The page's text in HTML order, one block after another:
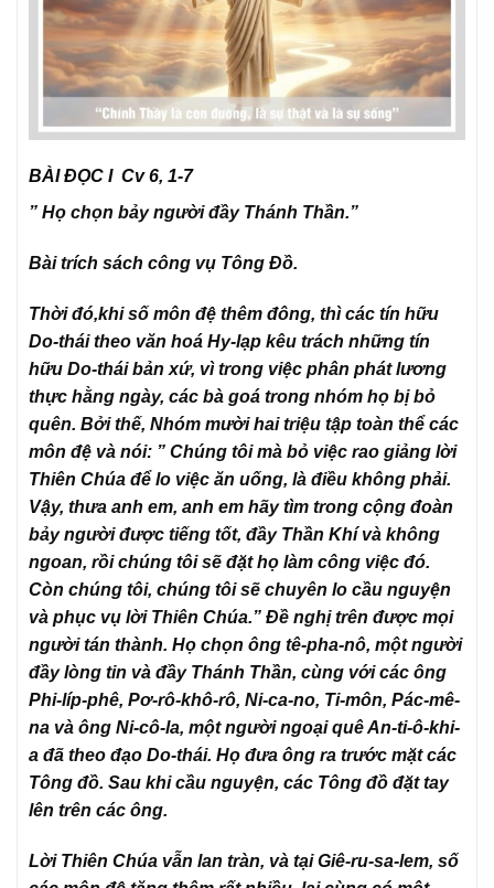
BÀI ĐỌC I Cv 6, 1-7
” Họ chọn bảy người đầy Thánh Thần.”
Bài trích sách công vụ Tông Đồ.
Thời đó,khi số môn đệ thêm đông, thì các tín hữu
Do-thái theo văn hoá Hy-lạp kêu trách những tín
hữu Do-thái bản xứ, vì trong việc phân phát lương
thực hằng ngày, các bà goá trong nhóm họ bị bỏ
quên. Bởi thế, Nhóm mười hai triệu tập toàn thể các
môn đệ và nói: ” Chúng tôi mà bỏ việc rao giảng lời
Thiên Chúa để lo việc ăn uống, là điều không phải.
Vậy, thưa anh em, anh em hãy tìm trong cộng đoàn
bảy người được tiếng tốt, đầy Thần Khí và không
ngoan, rồi chúng tôi sẽ đặt họ làm công việc đó.
Còn chúng tôi, chúng tôi sẽ chuyên lo cầu nguyện
và phục vụ lời Thiên Chúa.” Đề nghị trên được mọi
người tán thành. Họ chọn ông tê-pha-nô, một người
đầy lòng tin và đầy Thánh Thần, cùng với các ông
Phi-líp-phê, Pơ-rô-khô-rô, Ni-ca-no, Ti-môn, Pác-mê-
na và ông Ni-cô-la, một người ngoại quê An-ti-ô-khi-
a đã theo đạo Do-thái. Họ đưa ông ra trước mặt các
Tông đồ. Sau khi cầu nguyện, các Tông đồ đặt tay
lên trên các ông.
Lời Thiên Chúa vẫn lan tràn, và tại Giê-ru-sa-lem, số